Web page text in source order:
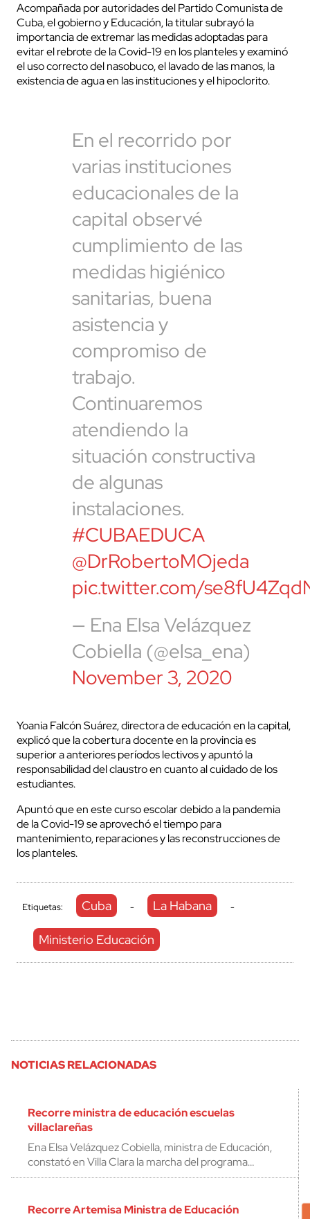
Acompañada por autoridades del Partido Comunista de
Cuba, el gobierno y Educación, la titular subrayó la
importancia de extremar las medidas adoptadas para
evitar el rebrote de la Covid-19 en los planteles y examinó
el uso correcto del nasobuco, el lavado de las manos, la
existencia de agua en las instituciones y el hipoclorito.
En el recorrido por
varias instituciones
educacionales de la
capital observé
cumplimiento de las
medidas higiénico
sanitarias, buena
asistencia y
compromiso de
trabajo.
Continuaremos
atendiendo la
situación constructiva
de algunas
instalaciones.
#CUBAEDUCA
@DrRobertoMOjeda
pic.twitter.com/
— Ena Elsa Velázquez
Cobiella (@elsa_ena)
November 3, 2020
Yoania Falcón Suárez, directora de educación en la capital,
explicó que la cobertura docente en la provincia es
superior a anteriores períodos lectivos y apuntó la
responsabilidad del claustro en cuanto al cuidado de los
estudiantes.
Apuntó que en este curso escolar debido a la pandemia
de la Covid-19 se aprovechó el tiempo para
mantenimiento, reparaciones y las reconstrucciones de
los planteles.
Etiquetas: Cuba - La Habana -
Ministerio Educación
NOTICIAS RELACIONADAS
Recorre ministra de educación escuelas
villaclareñas
Ena Elsa Velázquez Cobiella, ministra de Educación,
constató en Villa Clara la marcha del programa…
Recorre Artemisa Ministra de Educación